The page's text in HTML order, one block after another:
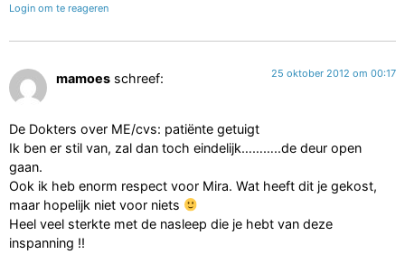
Login om te reageren
mamoes schreef: 25 oktober 2012 om 00:17
De Dokters over ME/cvs: patiënte getuigt
Ik ben er stil van, zal dan toch eindelijk………..de deur open
gaan.
Ook ik heb enorm respect voor Mira. Wat heeft dit je gekost,
maar hopelijk niet voor niets
Heel veel sterkte met de nasleep die je hebt van deze
inspanning !!